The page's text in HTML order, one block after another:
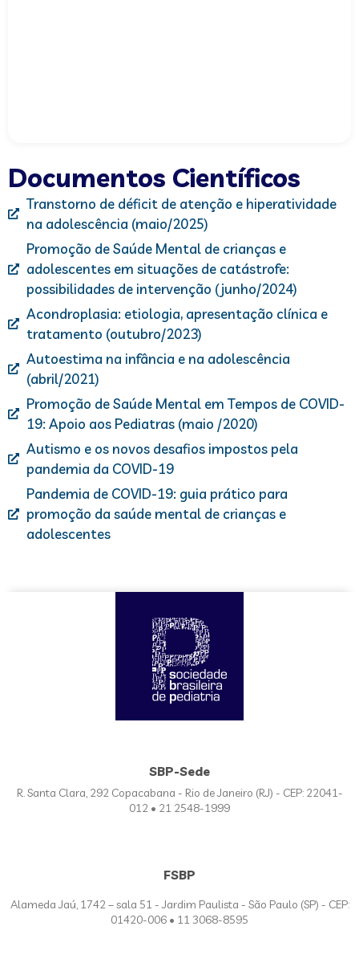
Documentos Científicos
Transtorno de déficit de atenção e hiperatividade
na adolescência (maio/2025)
Promoção de Saúde Mental de crianças e
adolescentes em situações de catástrofe:
possibilidades de intervenção (junho/2024)
Acondroplasia: etiologia, apresentação clínica e
tratamento (outubro/2023)
Autoestima na infância e na adolescência
(abril/2021)
Promoção de Saúde Mental em Tempos de COVID-
19: Apoio aos Pediatras (maio /2020)
Autismo e os novos desafios impostos pela
pandemia da COVID-19
Pandemia de COVID-19: guia prático para
promoção da saúde mental de crianças e
adolescentes
SBP-Sede
R. Santa Clara, 292 Copacabana - Rio de Janeiro (RJ) - CEP: 22041-
012 • 21 2548-1999
FSBP
Alameda Jaú, 1742 – sala 51 - Jardim Paulista - São Paulo (SP) - CEP:
01420-006 • 11 3068-8595